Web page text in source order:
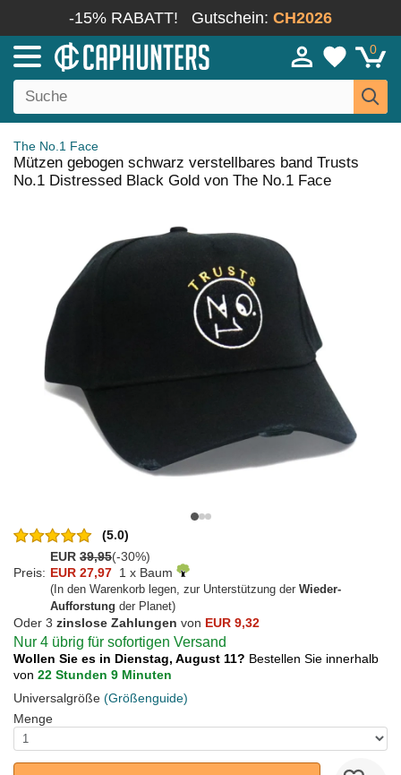
-15% RABATT! Gutschein: CH2026
0
The No.1 Face
Mützen gebogen schwarz verstellbares band Trusts
No.1 Distressed Black Gold von The No.1 Face
(5.0)
EUR 39,95(-30%)
Preis: EUR 27,97 1 x Baum
(In den Warenkorb legen, zur Unterstützung der Wieder-
Aufforstung der Planet)
Oder 3 zinslose Zahlungen von EUR 9,32
Nur 4 übrig für sofortigen Versand
Wollen Sie es in Dienstag, August 11? Bestellen Sie innerhalb
von 22 Stunden 9 Minuten
Universalgröße (Größenguide)
Menge